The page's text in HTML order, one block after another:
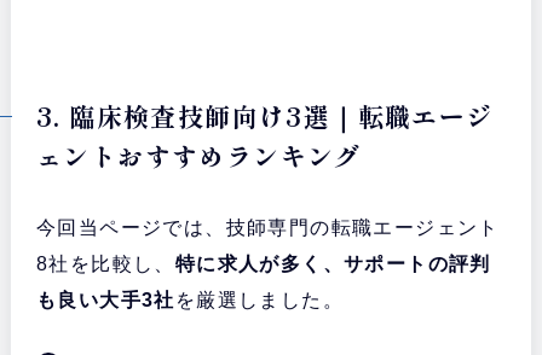
3. 臨床検査技師向け3選｜転職エージ
ェントおすすめランキング
今回当ページでは、技師専門の転職エージェント
8社を比較し、 特に求人が多く、サポートの評判
も良い大手3社 を厳選しました。